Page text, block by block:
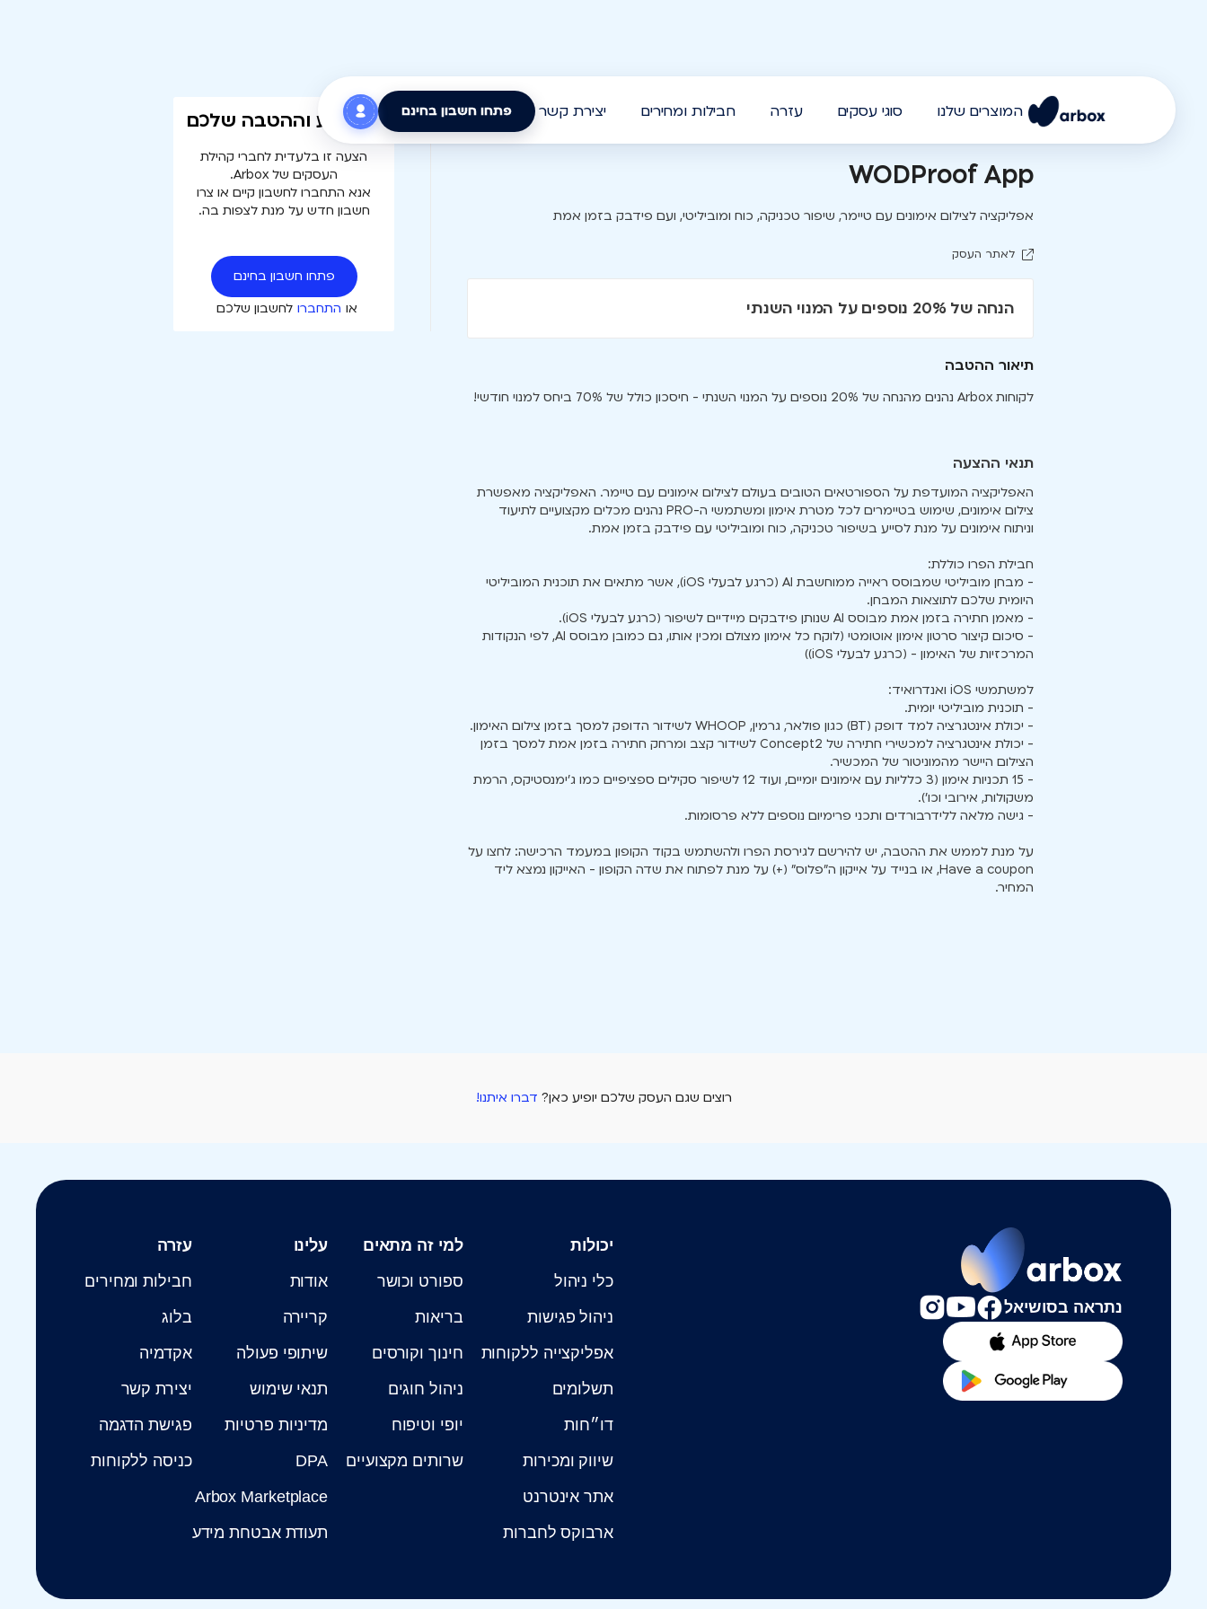
המוצרים שלנו סוגי עסקים עזרה חבילות ומחירים יצירת קשר פתחו חשבון בחינם
WODProof App
אפליקציה לצילום אימונים עם טיימר, שיפור טכניקה, כוח ומוביליטי, ועם פידבק בזמן אמת
לאתר העסק
הנחה של 20% נוספים על המנוי השנתי
תיאור ההטבה
לקוחות Arbox נהנים מהנחה של 20% נוספים על המנוי השנתי - חיסכון כולל של 70% ביחס למנוי חודשי!
תנאי ההצעה
האפליקציה המועדפת על הספורטאים הטובים בעולם לצילום אימונים עם טיימר. האפליקציה מאפשרת
צילום אימונים, שימוש בטיימרים לכל מטרת אימון ומשתמשי ה-PRO נהנים מכלים מקצועיים לתיעוד
וניתוח אימונים על מנת לסייע בשיפור טכניקה, כוח ומוביליטי עם פידבק בזמן אמת.
חבילת הפרו כוללת:
- מבחן מוביליטי שמבוסס ראייה ממוחשבת AI (כרגע לבעלי iOS), אשר מתאים את תוכנית המוביליטי
היומית שלכם לתוצאות המבחן.
- מאמן חתירה בזמן אמת מבוסס AI שנותן פידבקים מיידיים לשיפור (כרגע לבעלי iOS).
- סיכום קיצור סרטון אימון אוטומטי (לוקח כל אימון מצולם ומכין אותו, גם כמובן מבוסס AI, לפי הנקודות
המרכזיות של האימון - (כרגע לבעלי iOS))
למשתמשי iOS ואנדרואיד:
- תוכנית מוביליטי יומית.
- יכולת אינטגרציה למד דופק (BT) כגון פולאר, גרמין, WHOOP לשידור הדופק למסך בזמן צילום האימון.
- יכולת אינטגרציה למכשירי חתירה של Concept2 לשידור קצב ומרחק חתירה בזמן אמת למסך בזמן
הצילום היישר מהמוניטור של המכשיר.
- 15 תכניות אימון (3 כלליות עם אימונים יומיים, ועוד 12 לשיפור סקילים ספציפיים כמו ג׳ימנסטיקס, הרמת
משקולות, אירובי וכו׳).
- גישה מלאה ללידרבורדים ותכני פרימיום נוספים ללא פרסומות.
על מנת לממש את ההטבה, יש להירשם לגירסת הפרו ולהשתמש בקוד הקופון במעמד הרכישה: לחצו על
Have a coupon, או בנייד על אייקון ה״פלוס״ (+) על מנת לפתוח את שדה הקופון - האייקון נמצא ליד
המחיר.
עוד רגע וההטבה שלכם
הצעה זו בלעדית לחברי קהילת
העסקים של Arbox.
אנא התחברו לחשבון קיים או צרו
חשבון חדש על מנת לצפות בה.
פתחו חשבון בחינם
או התחברו לחשבון שלכם
רוצים שגם העסק שלכם יופיע כאן? דברו איתנו!
נתראה בסושיאל
יכולות
כלי ניהול
ניהול פגישות
אפליקצייה ללקוחות
תשלומים
דו״חות
שיווק ומכירות
אתר אינטרנט
ארבוקס לחברות
למי זה מתאים
ספורט וכושר
בריאות
חינוך וקורסים
ניהול חוגים
יופי וטיפוח
שרותים מקצועיים
עלינו
אודות
קריירה
שיתופי פעולה
תנאי שימוש
מדיניות פרטיות
DPA
Arbox Marketplace
תעודת אבטחת מידע
עזרה
חבילות ומחירים
בלוג
אקדמיה
יצירת קשר
פגישת הדגמה
כניסה ללקוחות